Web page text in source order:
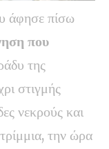
άφησε πίσω
που
της
στιγμής
νεκρούς και
την ώρα